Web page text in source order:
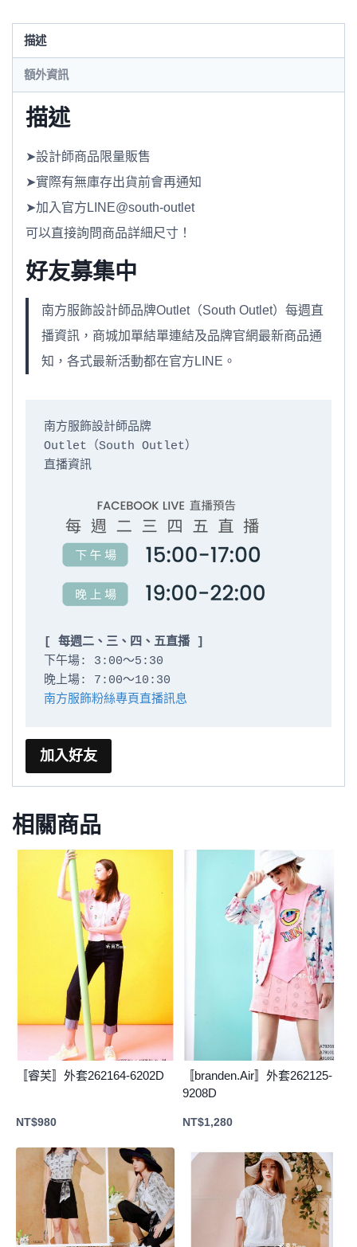
描述
額外資訊
描述
➤設計師商品限量販售
➤實際有無庫存出貨前會再通知
➤加入官方LINE@south-outlet
可以直接詢問商品詳細尺寸！
好友募集中
南方服飾設計師品牌Outlet（South Outlet）每週直
播資訊，商城加單結單連結及品牌官網最新商品通
知，各式最新活動都在官方LINE。
南方服飾設計師品牌
Outlet（South Outlet）
直播資訊
[ 每週二、三、四、五直播 ]
下午場: 3:00～5:30
南方服飾粉絲專頁直播訊息
加入好友
相關商品
〚睿芙〛外套262164-6202D
NT$980
〚branden.Air〛外套262125-
9208D
NT$1,280